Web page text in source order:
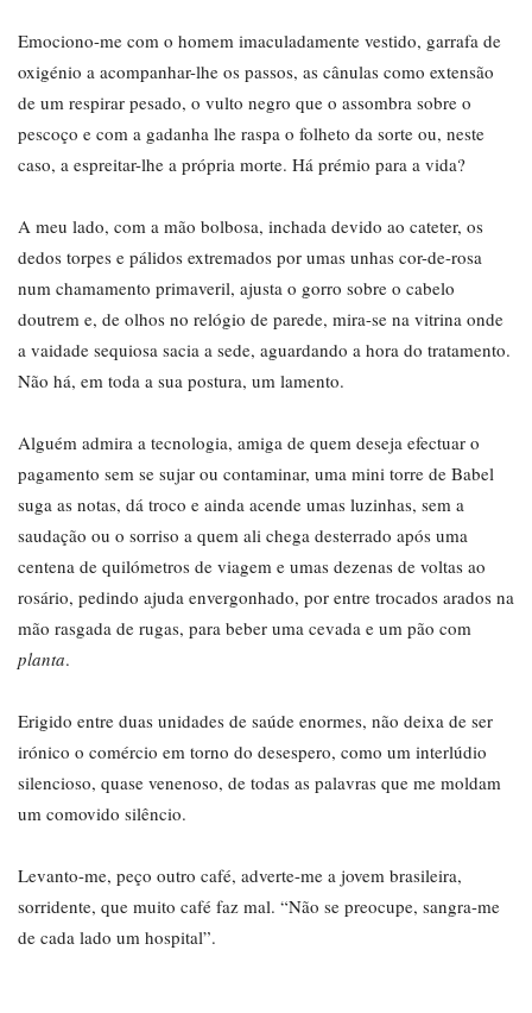
Emociono-me com o homem imaculadamente vestido, garrafa de
oxigénio a acompanhar-lhe os passos, as cânulas como extensão
de um respirar pesado, o vulto negro que o assombra sobre o
pescoço e com a gadanha lhe raspa o folheto da sorte ou, neste
caso, a espreitar-lhe a própria morte. Há prémio para a vida?
A meu lado, com a mão bolbosa, inchada devido ao cateter, os
dedos torpes e pálidos extremados por umas unhas cor-de-rosa
num chamamento primaveril, ajusta o gorro sobre o cabelo
doutrem e, de olhos no relógio de parede, mira-se na vitrina onde
a vaidade sequiosa sacia a sede, aguardando a hora do tratamento.
Não há, em toda a sua postura, um lamento.
Alguém admira a tecnologia, amiga de quem deseja efectuar o
pagamento sem se sujar ou contaminar, uma mini torre de Babel
suga as notas, dá troco e ainda acende umas luzinhas, sem a
saudação ou o sorriso a quem ali chega desterrado após uma
centena de quilómetros de viagem e umas dezenas de voltas ao
rosário, pedindo ajuda envergonhado, por entre trocados arados na
mão rasgada de rugas, para beber uma cevada e um pão com
planta.
Erigido entre duas unidades de saúde enormes, não deixa de ser
irónico o comércio em torno do desespero, como um interlúdio
silencioso, quase venenoso, de todas as palavras que me moldam
um comovido silêncio.
Levanto-me, peço outro café, adverte-me a jovem brasileira,
sorridente, que muito café faz mal. “Não se preocupe, sangra-me
de cada lado um hospital”.